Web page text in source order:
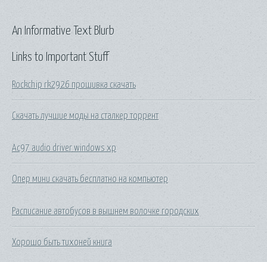
Links to Important Stuff
Rockchip rk2926 прошивка скачать
Скачать лучшие моды на сталкер торрент
Ac97 audio driver windows xp
Опер мини скачать бесплатно на компьютер
Расписание автобусов в вышнем волочке городских
Хорошо быть тихоней книга
An Informative Text Blurb